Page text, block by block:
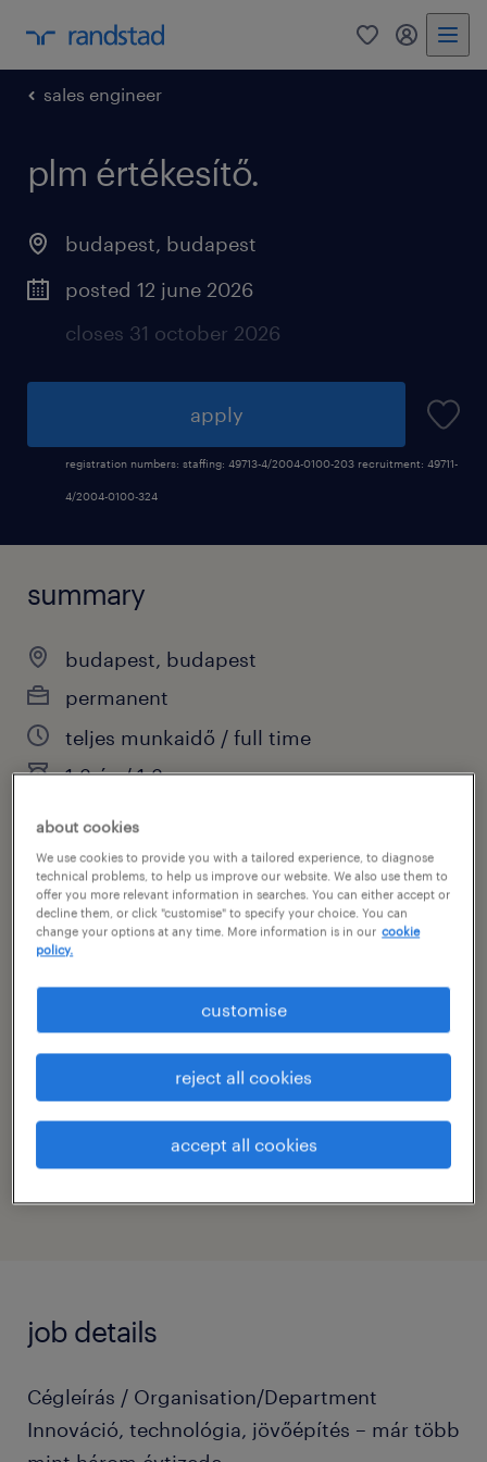
0 my
sales engineer
plm értékesítő.
budapest, budapest
posted 12 june 2026
closes 31 october 2026
apply
registration numbers: staffing: 49713-4/2004-0100-203 recruitment: 49711-
4/2004-0100-324
summary
budapest, budapest
permanent
teljes munkaidő / full time
1-3 év / 1-3 years
specialism
sales / commercial
sub specialism
sales engineer
contact
krisztian.hajdu@randstad.hu
job details
Cégleírás / Organisation/Department
Innováció, technológia, jövőépítés – már több
about cookies
We use cookies to provide you with a tailored experience, to diagnose
technical problems, to help us improve our website. We also use them to
offer you more relevant information in searches. You can either accept or
decline them, or click "customise" to specify your choice. You can
change your options at any time. More information is in our cookie
policy.
customise
reject all cookies
accept all cookies